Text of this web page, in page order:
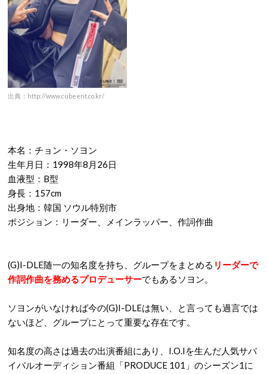
出典：http://www.cubeent.co.kr/
本名：チョン・ソヨン
生年月日：1998年8月26日
血液型：B型
身長：157cm
出身地：韓国 ソウル特別市
ポジション：リーダー、メインラッパー、作詞作曲
(G)I-DLE随一の知名度を持ち、グループをまとめる リーダーで
作詞作曲を務めるプロデューサーでもあるソヨン。
ソヨンがいなければ今の(G)I-DLEは無い、と言っても過言では
ないほど、グループにとって重要な存在です。
知名度の高さは過去の出演番組にあり、I.O.Iを生んだ人気サバ
イバルオーディション番組「PRODUCE 101」のシーズン1に